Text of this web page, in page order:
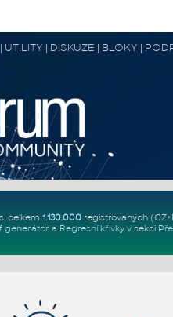
UTILITY | DISKUZE | BLOKY |
celkem 1.130.000registrovaných
generátor a Regresní křivkyv sekci